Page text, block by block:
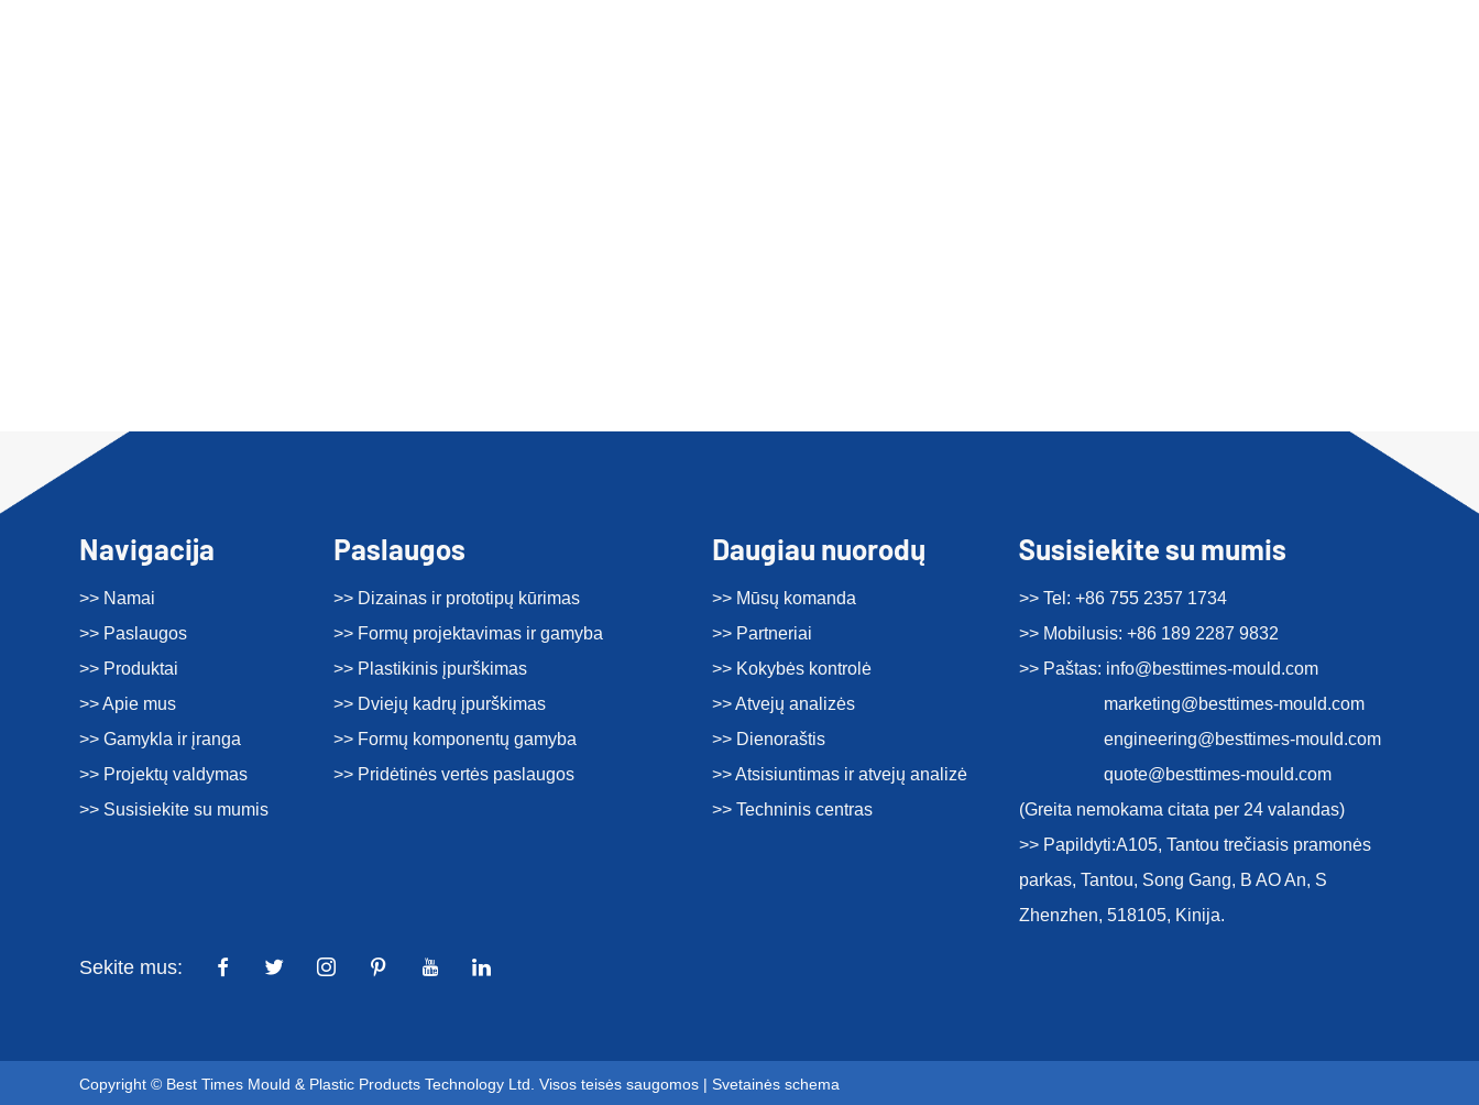
Navigacija
>> Namai
>> Paslaugos
>> Produktai
>> Apie mus
>> Gamykla ir įranga
>> Projektų valdymas
>> Susisiekite su mumis
Paslaugos
>> Dizainas ir prototipų kūrimas
>> Formų projektavimas ir gamyba
>> Plastikinis įpurškimas
>> Dviejų kadrų įpurškimas
>> Formų komponentų gamyba
>> Pridėtinės vertės paslaugos
Daugiau nuorodų
>> Mūsų komanda
>> Partneriai
>> Kokybės kontrolė
>> Atvejų analizės
>> Dienoraštis
>> Atsisiuntimas ir atvejų analizė
>> Techninis centras
Susisiekite su mumis
>> Tel: +86 755 2357 1734
>> Mobilusis: +86 189 2287 9832
>> Paštas: info@besttimes-mould.com
marketing@besttimes-mould.com
engineering@besttimes-mould.com
quote@besttimes-mould.com
(Greita nemokama citata per 24 valandas)
>> Papildyti:A105, Tantou trečiasis pramonės
parkas, Tantou, Song Gang, B AO An, S
Zhenzhen, 518105, Kinija.
Sekite mus:
Copyright © Best Times Mould & Plastic Products Technology Ltd. Visos teisės saugomos | Svetainės schema